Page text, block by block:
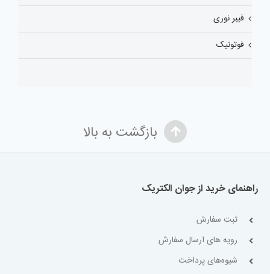
فیبر نوری
فوتونیک
بازگشت به بالا
راهنمای خرید از جوان الکتریک
ثبت سفارش
رویه های ارسال سفارش
شیوه‌های پرداخت